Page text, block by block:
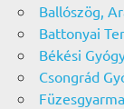
Ballószög,
Battonyai
Békési
Csongrád